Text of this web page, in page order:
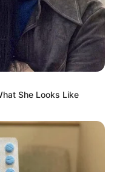
She Looks Like